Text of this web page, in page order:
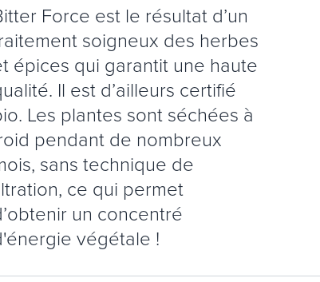
Force est le résultat d’un
soigneux des herbes
épices qui garantit une haute
Il est d’ailleurs certifié
Les plantes sont séchées à
pendant de nombreux
sans technique de
ce qui permet
un concentré
végétale !